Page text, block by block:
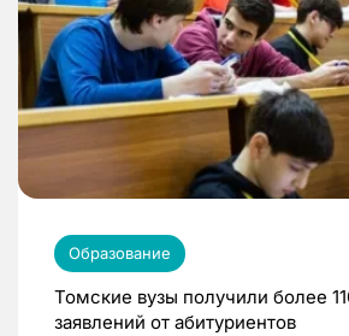
Образование
Томские вузы получили более
заявлений от абитуриентов